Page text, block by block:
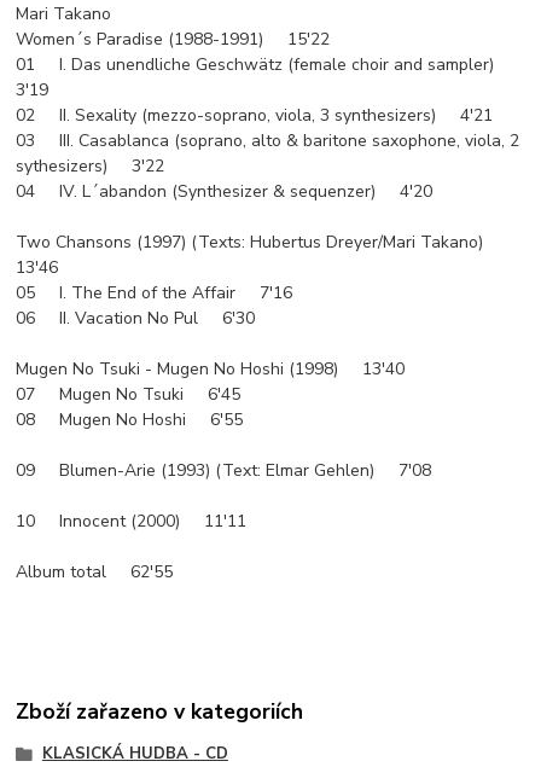
Mari Takano
Women´s Paradise (1988-1991) 15'22
01 I. Das unendliche Geschwätz (female choir and sampler)
3'19
02 II. Sexality (mezzo-soprano, viola, 3 synthesizers) 4'21
03 III. Casablanca (soprano, alto & baritone saxophone, viola, 2
sythesizers) 3'22
04 IV. L´abandon (Synthesizer & sequenzer) 4'20
Two Chansons (1997) (Texts: Hubertus Dreyer/Mari Takano)
13'46
05 I. The End of the Affair 7'16
06 II. Vacation No Pul 6'30
Mugen No Tsuki - Mugen No Hoshi (1998) 13'40
07 Mugen No Tsuki 6'45
08 Mugen No Hoshi 6'55
09 Blumen-Arie (1993) (Text: Elmar Gehlen) 7'08
10 Innocent (2000) 11'11
Album total 62'55
Zboží zařazeno v kategoriích
KLASICKÁ HUDBA - CD